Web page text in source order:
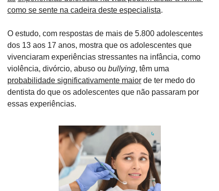
como se sente na cadeira deste especialista.
O estudo, com respostas de mais de 5.800 adolescentes
dos 13 aos 17 anos, mostra que os adolescentes que
vivenciaram experiências stressantes na infância, como
violência, divórcio, abuso ou bullying
probabilidade significativamente maior de ter medo do
dentista do que os adolescentes que não passaram por
essas experiências.